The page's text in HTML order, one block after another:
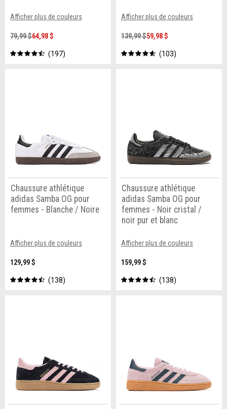
Afficher plus de couleurs
79,99 $64,98 $
197
Afficher plus de couleurs
139,99 $59,98 $
103
Chaussure athlétique
adidas Samba OG pour
femmes - Blanche / Noire
Afficher plus de couleurs
129,99 $
138
Chaussure athlétique
adidas Samba OG pour
femmes - Noir cristal /
noir pur et blanc
Afficher plus de couleurs
159,99 $
138